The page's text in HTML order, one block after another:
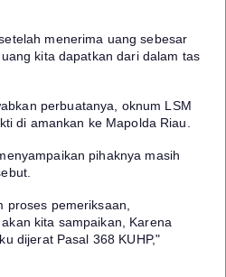
menerima uang sebesar
kita dapatkan dari dalam tas
perbuatanya, oknum LSM
di amankan ke Mapolda Riau.
pihaknya masih
proses pemeriksaan,
kita sampaikan, Karena
dijerat Pasal 368 KUHP,"